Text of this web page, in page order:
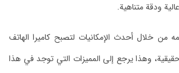
ودقة متناهية.
من خلال أحدث الإمكانيات لتصبح كاميرا الهاتف
حقيقية، وهذا يرجع إلى المميزات التي توجد في هذا